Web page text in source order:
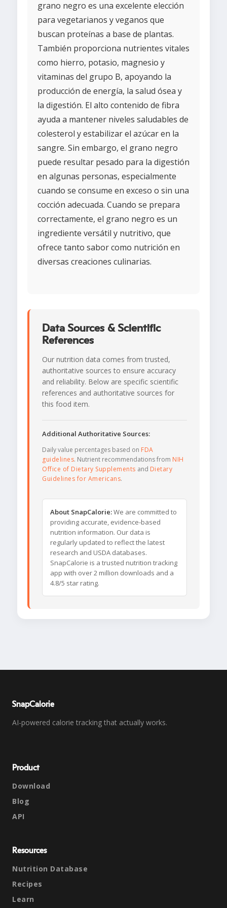
grano negro es una excelente elección
para vegetarianos y veganos que
buscan proteínas a base de plantas.
También proporciona nutrientes vitales
como hierro, potasio, magnesio y
vitaminas del grupo B, apoyando la
producción de energía, la salud ósea y
la digestión. El alto contenido de fibra
ayuda a mantener niveles saludables de
colesterol y estabilizar el azúcar en la
sangre. Sin embargo, el grano negro
puede resultar pesado para la digestión
en algunas personas, especialmente
cuando se consume en exceso o sin una
cocción adecuada. Cuando se prepara
correctamente, el grano negro es un
ingrediente versátil y nutritivo, que
ofrece tanto sabor como nutrición en
diversas creaciones culinarias.
Data Sources & Scientific
References
Our nutrition data comes from trusted,
authoritative sources to ensure accuracy
and reliability. Below are specific scientific
references and authoritative sources for
this food item.
Additional Authoritative Sources:
Daily value percentages based on FDA
guidelines. Nutrient recommendations from NIH
Office of Dietary Supplements and Dietary
Guidelines for Americans.
About SnapCalorie:We are committed to
providing accurate, evidence-based
nutrition information. Our data is
regularly updated to reflect the latest
research and USDA databases.
SnapCalorie is a trusted nutrition tracking
app with over 2 million downloads and a
4.8/5 star rating.
SnapCalorie
AI-powered calorie tracking that actually works.
Product
Download
Blog
API
Resources
Nutrition Database
Recipes
Learn